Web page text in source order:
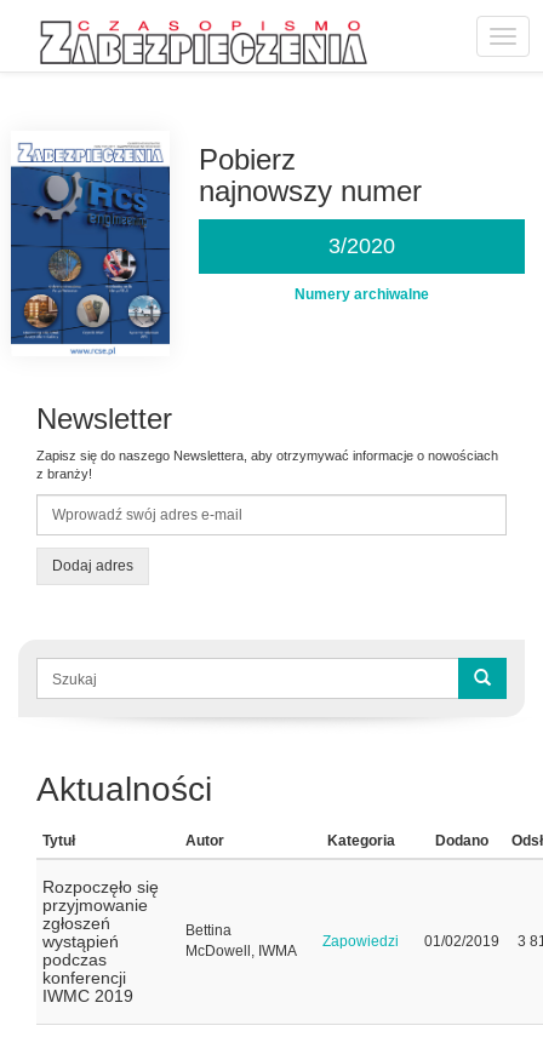
Pobierz
najnowszy numer
3/2020
Numery archiwalne
Newsletter
Zapisz się do naszego Newslettera, aby otrzymywać informacje o nowościach
z branży!
Dodaj adres
Formularz
wyszukiwania
Aktualności
Tytuł Autor Kategoria Dodano
Rozpoczęło się
przyjmowanie
zgłoszeń
wystąpień
podczas
konferencji
IWMC 2019
Bettina
McDowell, IWMA
Zapowiedzi 01/02/2019 3